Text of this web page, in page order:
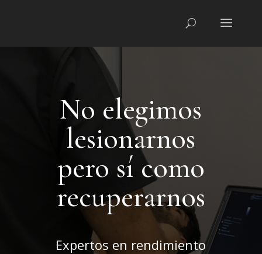
No elegimos
lesionarnos
pero sí como
recuperarnos
Expertos en rendimiento